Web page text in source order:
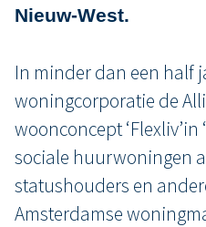
Nieuw-West.
In minder dan een half
woningcorporatie de
woonconcept ‘Flexliv’in
sociale huurwoningen
statushouders en
Amsterdamse